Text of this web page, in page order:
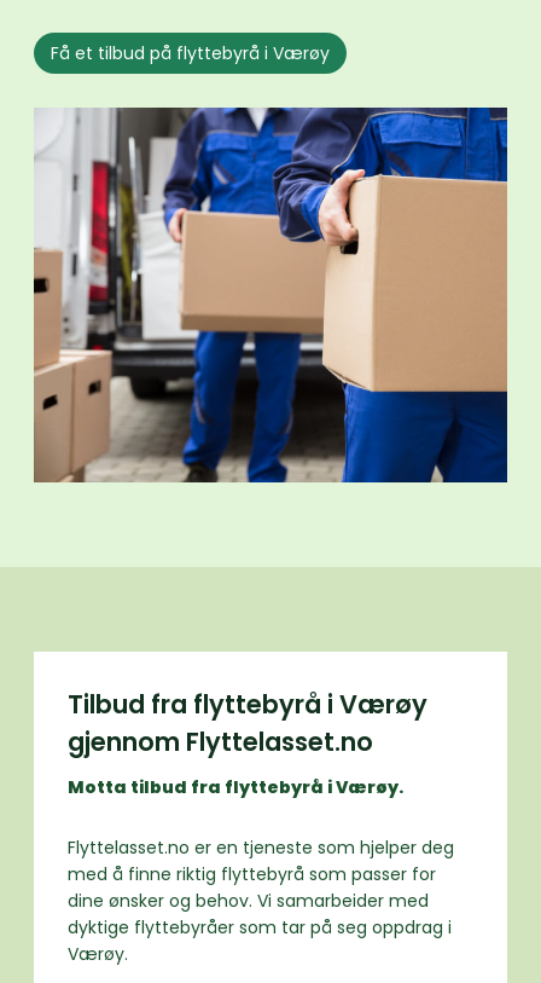
Få et tilbud på flyttebyrå i Værøy
Tilbud fra flyttebyrå i Værøy
gjennom Flyttelasset.no
Motta tilbud fra flyttebyrå i Værøy.
Flyttelasset.no er en tjeneste som hjelper deg
med å finne riktig flyttebyrå som passer for
dine ønsker og behov. Vi samarbeider med
dyktige flyttebyråer som tar på seg oppdrag i
Værøy.